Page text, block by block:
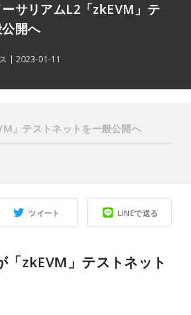
サリアムL2「zkEVM」テ
開へ
2023-01-11
ツイート LINEで送る
「zkEVM」テストネット
」テストネットを一般公開へ